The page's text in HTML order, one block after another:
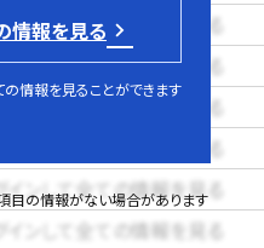
インして全ての情報を見る
インして全ての情報を見る
インして全ての情報を見る
インして全ての情報を見る
インして全ての情報を見る
インして全ての情報を見る
情報を見る
の情報を見ることができます
目の情報がない場合があります